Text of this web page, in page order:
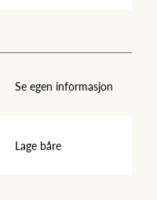
Se egen informasjon
Lage båre